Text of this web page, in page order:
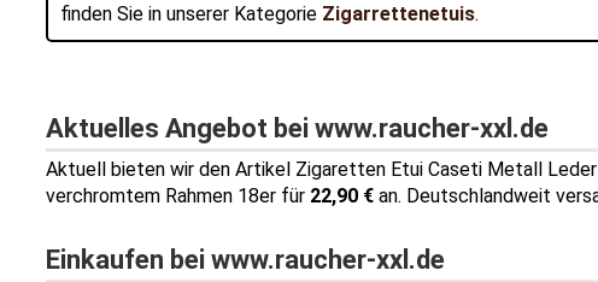
finden Sie in unserer Kategorie Zigarrettenetuis.
Aktuelles Angebot bei www.raucher-xxl.de
Aktuell bieten wir den Artikel Zigaretten Etui Caseti Metall
verchromtem Rahmen 18er für 22,90 € an. Deutschlandweit
Einkaufen bei www.raucher-xxl.de